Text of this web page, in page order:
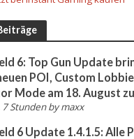
6: Top Gun Update
POI, Custom
Mode am 18. August
7 Stunden bymaxx
6 Update 1.4.1.5: Alle